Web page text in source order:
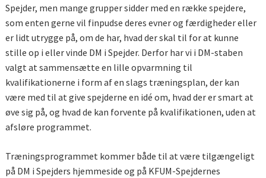
Spejder, men mange grupper sidder med en række spejdere,
som enten gerne vil finpudse deres evner og færdigheder eller
er lidt utrygge på, om de har, hvad der skal til for at kunne
stille op i eller vinde DM i Spejder. Derfor har vi i DM-staben
valgt at sammensætte en lille opvarmning til
kvalifikationerne i form af en slags træningsplan, der kan
være med til at give spejderne en idé om, hvad der er smart at
øve sig på, og hvad de kan forvente på kvalifikationen, uden at
afsløre programmet.
Træningsprogrammet kommer både til at være tilgængeligt
på DM i Spejders hjemmeside og på KFUM-Spejdernes